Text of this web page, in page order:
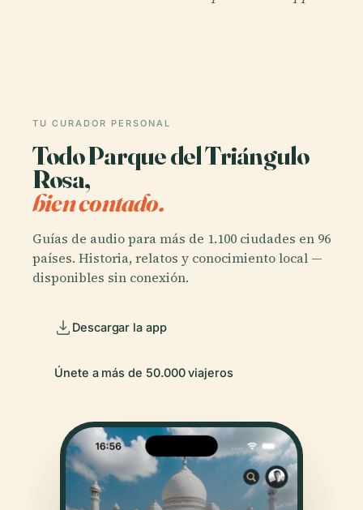
TU CURADOR PERSONAL
Todo Parque del Triángulo
Rosa,
bien contado.
Guías de audio para más de 1.100 ciudades en 96
países. Historia, relatos y conocimiento local —
disponibles sin conexión.
Descargar la app
Únete a más de 50.000 viajeros